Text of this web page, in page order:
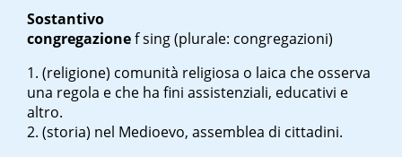
Sostantivo
congregazionef sing(plurale: congregazioni)
(religione) comunità religiosa o laica che osserva
una regola e che ha fini assistenziali, educativi e
altro.
(storia) nel Medioevo, assemblea di cittadini.